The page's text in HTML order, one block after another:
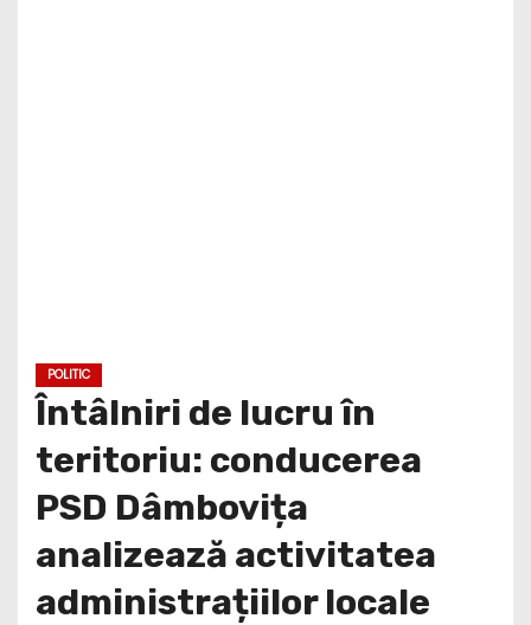
POLITIC
Întâlniri de lucru în
teritoriu: conducerea
PSD Dâmbovița
analizează activitatea
administrațiilor locale